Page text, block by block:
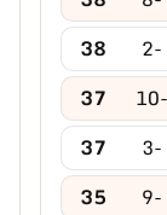
-2
38
-10
37
-3
37
-9
35